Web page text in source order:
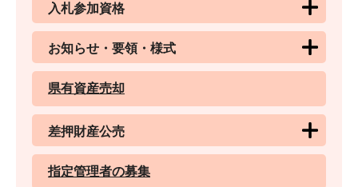
入札参加資格
お知らせ・要領・様式
県有資産売却
差押財産公売
指定管理者の募集